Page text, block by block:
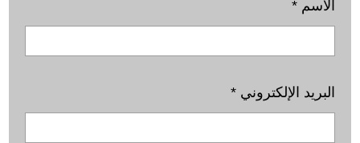
الاسم*
البريد الإلكتروني*